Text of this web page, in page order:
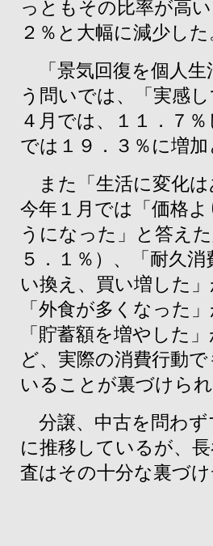
っともその比率が高
２％と大幅に減少した
「景気回復を個人生
う問いでは、「実感
４月では、１１．７
では１９．３％に増
また「生活に変化は
今年１月では「価格
うになった」と答え
５．１％）、「耐久
い換え、買い増した
「外食が多くなった
「貯蓄額を増やした
ど、実際の消費行動
いることが裏づけら
分譲、中古を問わず
に推移しているが、
査はその十分な裏づ